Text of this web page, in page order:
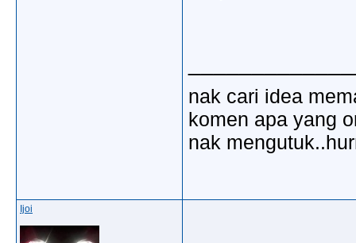
nak cari idea
komen apa yang
nak
Ijoi